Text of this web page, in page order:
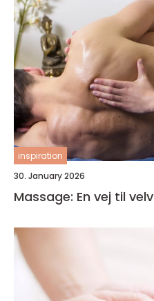
inspiration
30. January 2026
Massage: En vej til